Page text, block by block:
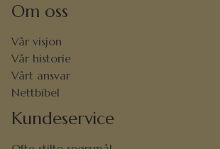
Om oss
Vår visjon
Vår historie
Vårt ansvar
Nettbibel
Kundeservice